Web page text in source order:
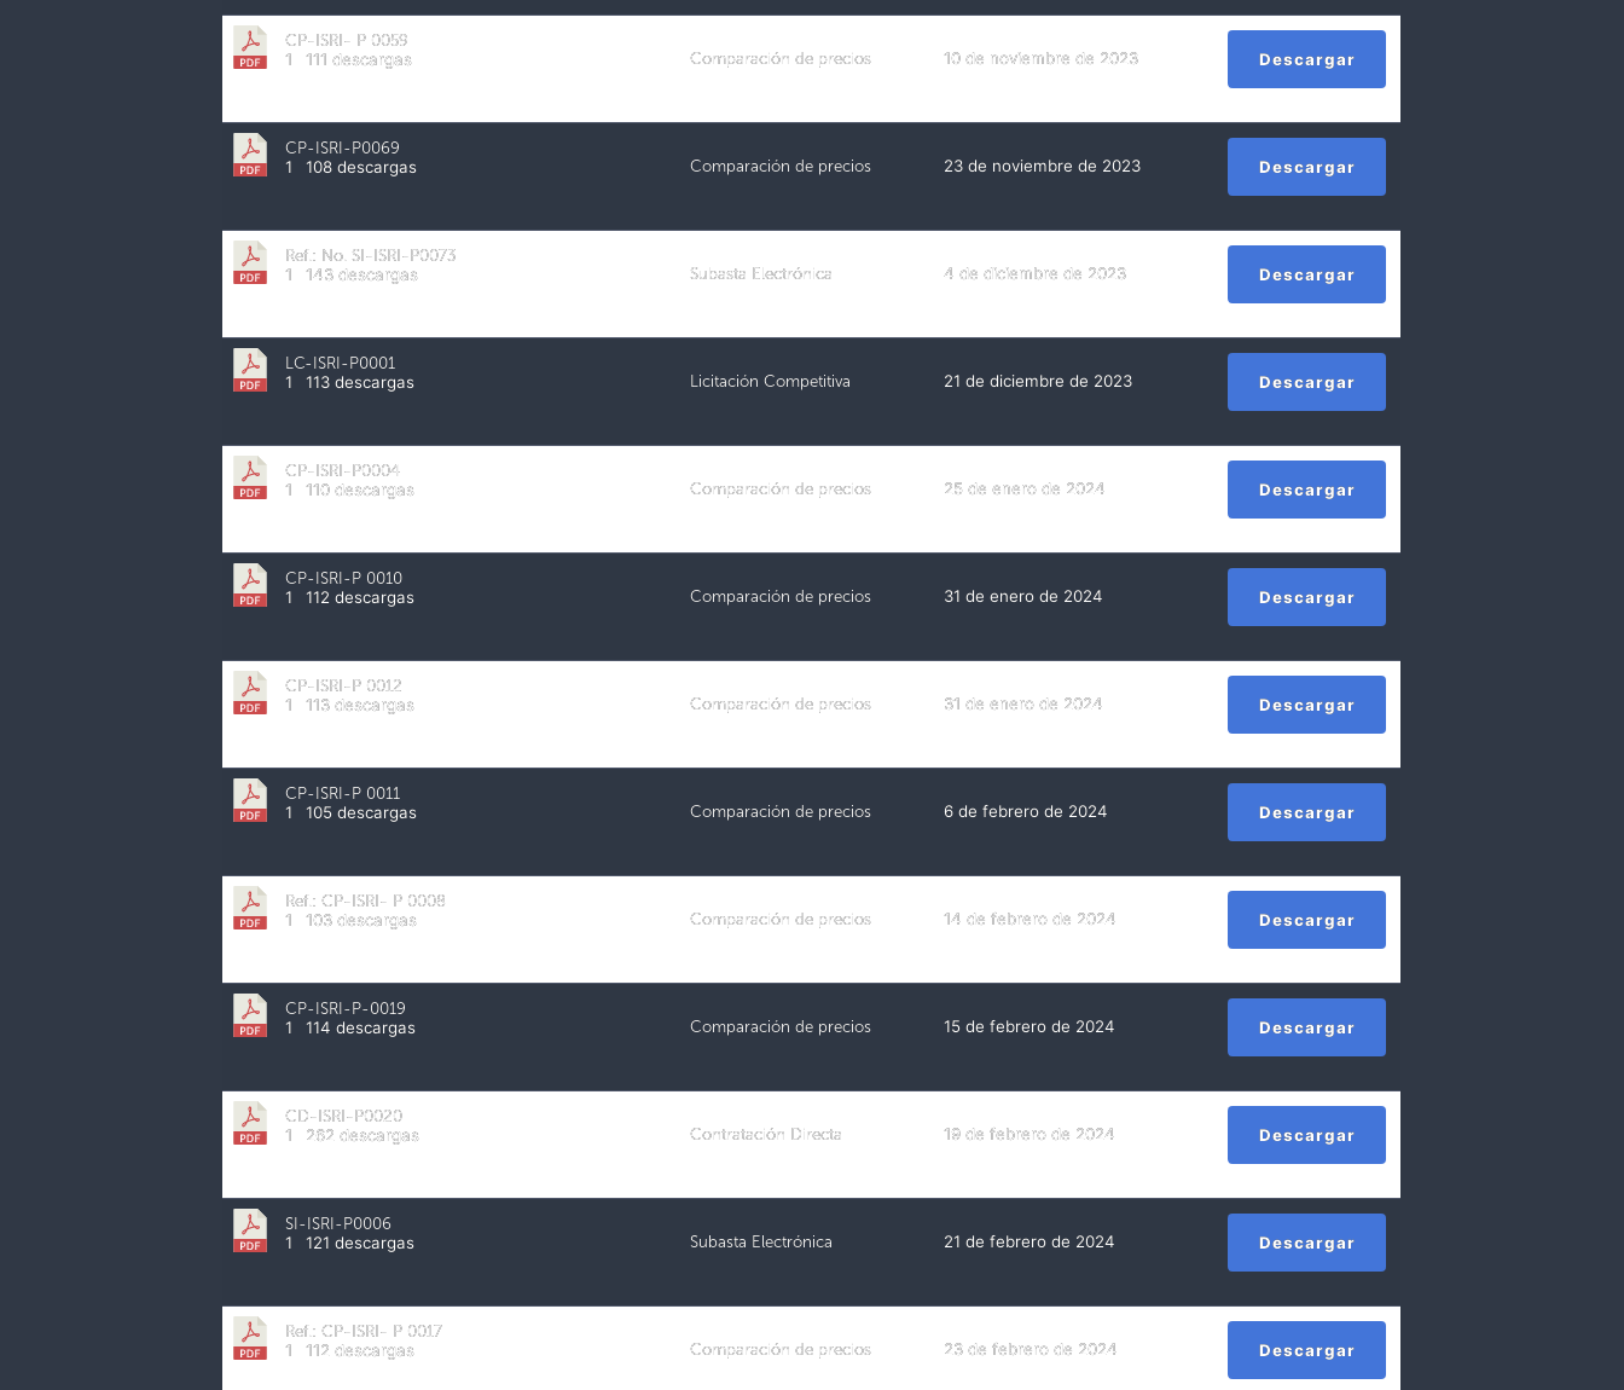
CP-ISRI- P 0059
1
111 descargas Comparación de precios 10 de noviembre de 2023 Descargar
CP-ISRI-P0069
1
108 descargas Comparación de precios 23 de noviembre de 2023 Descargar
Ref.: No. SI-ISRI-P0073
1
143 descargas Subasta Electrónica 4 de diciembre de 2023 Descargar
LC-ISRI-P0001
1
113 descargas Licitación Competitiva 21 de diciembre de 2023 Descargar
CP-ISRI-P0004
1
110 descargas Comparación de precios 25 de enero de 2024 Descargar
CP-ISRI-P 0010
1
112 descargas Comparación de precios 31 de enero de 2024 Descargar
CP-ISRI-P 0012
1
113 descargas Comparación de precios 31 de enero de 2024 Descargar
CP-ISRI-P 0011
1
105 descargas Comparación de precios 6 de febrero de 2024 Descargar
Ref.: CP-ISRI- P 0008
1
103 descargas Comparación de precios 14 de febrero de 2024 Descargar
CP-ISRI-P-0019
1
114 descargas Comparación de precios 15 de febrero de 2024 Descargar
CD-ISRI-P0020
1
262 descargas Contratación Directa 19 de febrero de 2024 Descargar
SI-ISRI-P0006
1
121 descargas Subasta Electrónica 21 de febrero de 2024 Descargar
Ref.: CP-ISRI- P 0017
1
112 descargas Comparación de precios 23 de febrero de 2024 Descargar